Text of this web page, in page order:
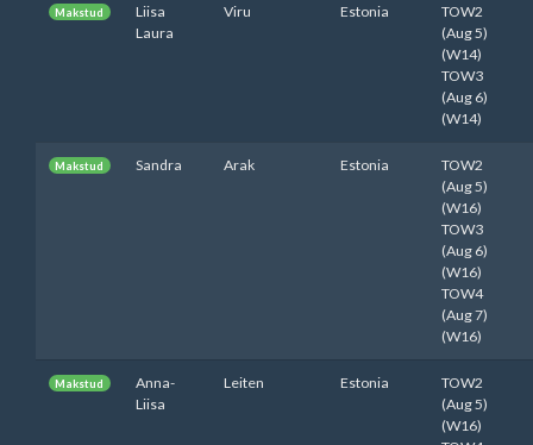
Makstud
Liisa
Laura
Viru Estonia
TOW2
(Aug 5)
(W14)
TOW3
(Aug 6)
(W14)
Makstud Sandra Arak Estonia
TOW2
(Aug 5)
(W16)
TOW3
(Aug 6)
(W16)
TOW4
(Aug 7)
(W16)
Makstud
Anna-
Liisa
Leiten Estonia
TOW2
(Aug 5)
(W16)